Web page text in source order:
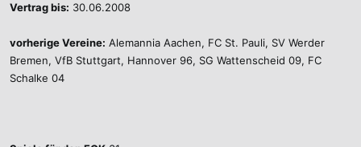
Vertrag bis: 30.06.2008
vorherige Vereine: Alemannia Aachen, FC St. Pauli, SV Werder
Bremen, VfB Stuttgart, Hannover 96, SG Wattenscheid 09, FC
Schalke 04